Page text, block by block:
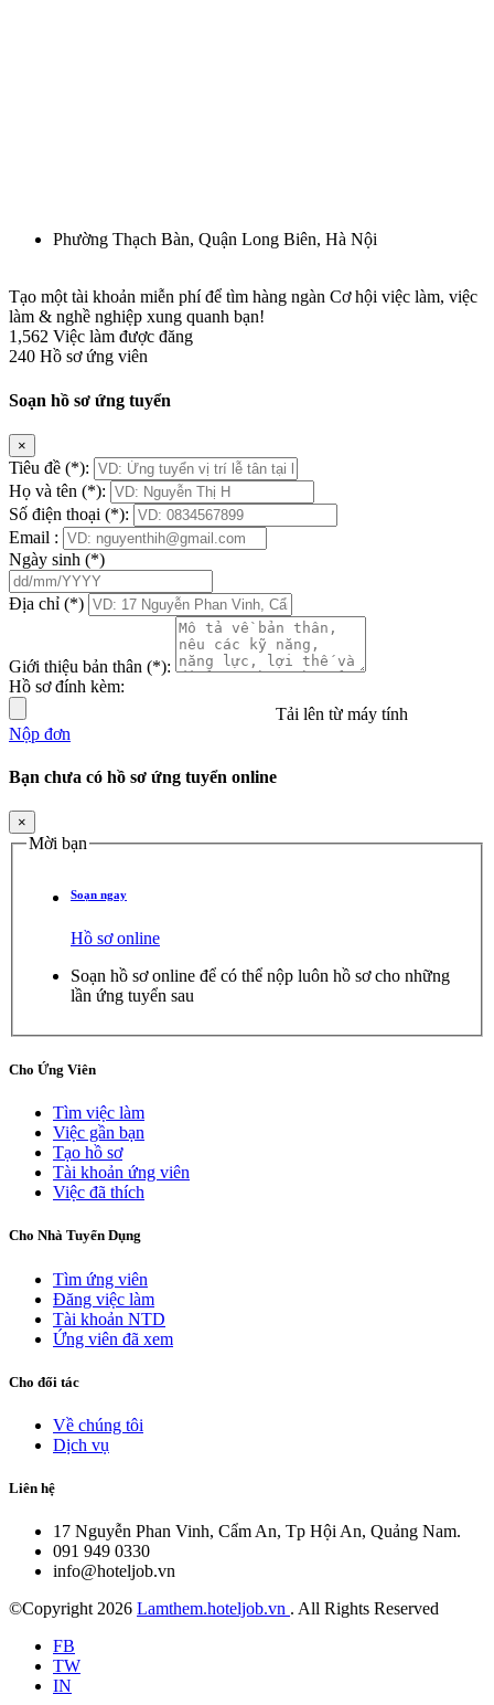
Phường Thạch Bàn, Quận Long Biên, Hà Nội
Tạo một tài khoản miễn phí để tìm hàng ngàn Cơ hội việc làm, việc
làm & nghề nghiệp xung quanh bạn!
1,562 Việc làm được đăng
240 Hồ sơ ứng viên
Soạn hồ sơ ứng tuyển
×
Tiêu đề (*):
Họ và tên (*):
Số điện thoại (*):
Email :
Ngày sinh (*)
Địa chỉ (*)
Giới thiệu bản thân (*):
Hồ sơ đính kèm:
Tải lên từ máy tính
Nộp đơn
Bạn chưa có hồ sơ ứng tuyển online
×
Mời bạn
Soạn ngay
Hồ sơ online
Soạn hồ sơ online để có thể nộp luôn hồ sơ cho những
lần ứng tuyển sau
Cho Ứng Viên
Tìm việc làm
Việc gần bạn
Tạo hồ sơ
Tài khoản ứng viên
Việc đã thích
Cho Nhà Tuyển Dụng
Tìm ứng viên
Đăng việc làm
Tài khoản NTD
Ứng viên đã xem
Cho đối tác
Về chúng tôi
Dịch vụ
Liên hệ
17 Nguyễn Phan Vinh, Cẩm An, Tp Hội An, Quảng Nam.
091 949 0330
info@hoteljob.vn
©Copyright 2026 Lamthem.hoteljob.vn . All Rights Reserved
FB
TW
IN